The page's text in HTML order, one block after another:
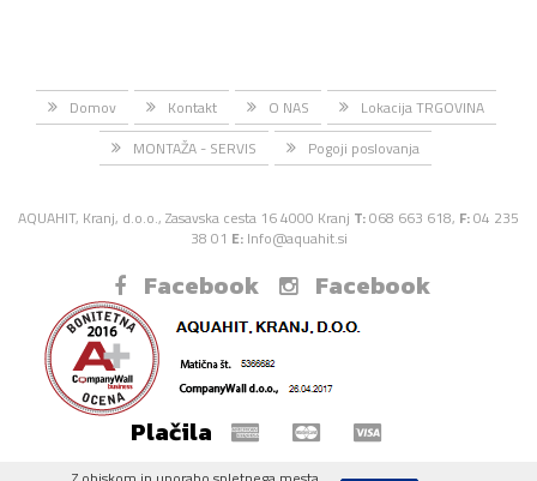
Domov Kontakt O NAS
Lokacija TRGOVINA
MONTAŽA - SERVIS
Pogoji poslovanja
AQUAHIT, Kranj, d.o.o., Zasavska cesta 16 4000 Kranj T:068 663 618, F:04 235
38 01 E: Info@aquahit.si
Facebook Facebook
Plačila